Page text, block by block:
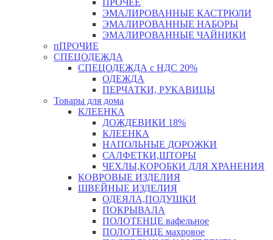
ПРОЧЕЕ
ЭМАЛИРОВАННЫЕ КАСТРЮЛИ
ЭМАЛИРОВАННЫЕ НАБОРЫ
ЭМАЛИРОВАННЫЕ ЧАЙНИКИ
пПРОЧИЕ
СПЕЦОДЕЖДА
СПЕЦОДЕЖДА с НДС 20%
ОДЕЖДА
ПЕРЧАТКИ, РУКАВИЦЫ
Товары для дома
КЛЕЕНКА
ДОЖДЕВИКИ 18%
КЛЕЕНКА
НАПОЛЬНЫЕ ДОРОЖКИ
САЛФЕТКИ,ШТОРЫ
ЧЕХЛЫ,КОРОБКИ ДЛЯ ХРАНЕНИЯ
КОВРОВЫЕ ИЗДЕЛИЯ
ШВЕЙНЫЕ ИЗДЕЛИЯ
ОДЕЯЛА,ПОДУШКИ
ПОКРЫВАЛА
ПОЛОТЕНЦЕ вафельное
ПОЛОТЕНЦЕ махровое